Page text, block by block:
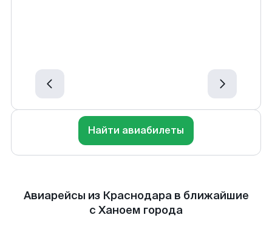
Найти авиабилеты
Авиарейсы из Краснодара в ближайшие
с Ханоем города